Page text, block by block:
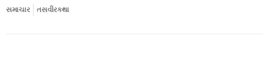
સમાચાર તસવીરકથા